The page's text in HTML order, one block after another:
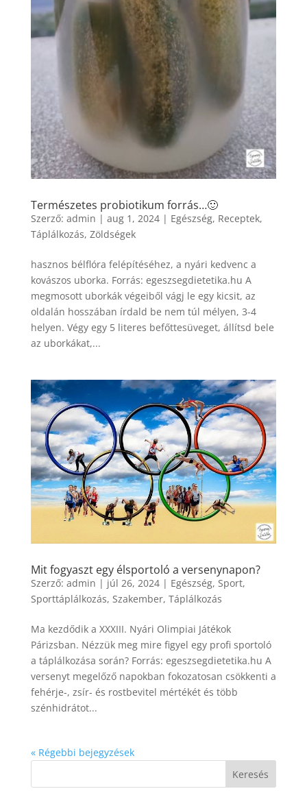
Természetes probiotikum forrás…🙂
Szerző: admin | aug 1, 2024| Egészség, Receptek,
Táplálkozás, Zöldségek
hasznos bélflóra felépítéséhez, a nyári kedvenc a
kovászos uborka. Forrás: egeszsegdietetika.hu A
megmosott uborkák végeiből vágj le egy kicsit, az
oldalán hosszában írdald be nem túl mélyen, 3-4
helyen. Végy egy 5 literes befőttesüveget, állítsd bele
az uborkákat,...
Mit fogyaszt egy élsportoló a versenynapon?
Szerző: admin | júl 26, 2024| Egészség, Sport,
Sporttáplálkozás, Szakember, Táplálkozás
Ma kezdődik a XXXIII. Nyári Olimpiai Játékok
Párizsban. Nézzük meg mire figyel egy profi sportoló
a táplálkozása során? Forrás: egeszsegdietetika.hu A
versenyt megelőző napokban fokozatosan csökkenti a
fehérje-, zsír- és rostbevitel mértékét és több
szénhidrátot...
« Régebbi bejegyzések